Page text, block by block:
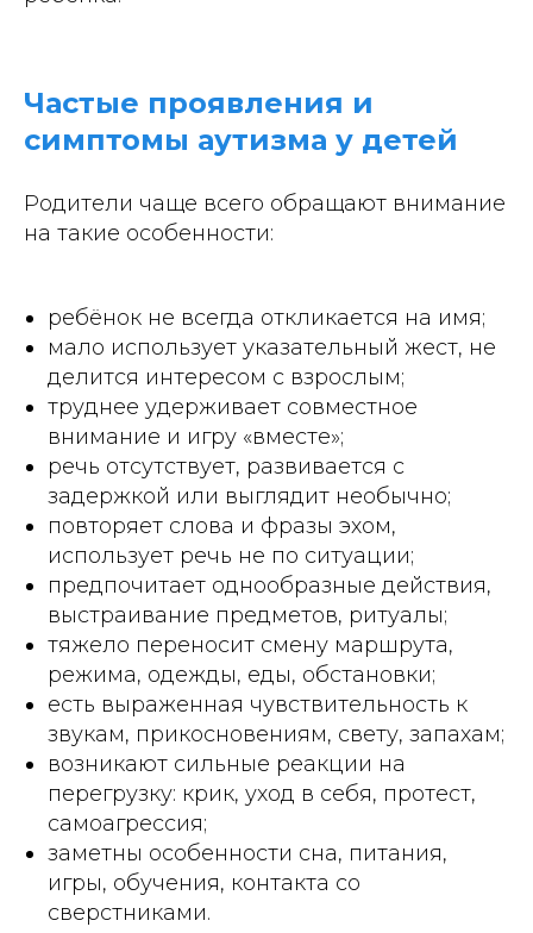
Частые проявления и
симптомы аутизма у детей
Родители чаще всего обращают внимание
на такие особенности:
ребёнок не всегда откликается на имя;
мало использует указательный жест, не
делится интересом с взрослым;
труднее удерживает совместное
внимание и игру «вместе»;
речь отсутствует, развивается с
задержкой или выглядит необычно;
повторяет слова и фразы эхом,
использует речь не по ситуации;
предпочитает однообразные действия,
выстраивание предметов, ритуалы;
тяжело переносит смену маршрута,
режима, одежды, еды, обстановки;
есть выраженная чувствительность к
звукам, прикосновениям, свету, запахам;
возникают сильные реакции на
перегрузку: крик, уход в себя, протест,
самоагрессия;
заметны особенности сна, питания,
игры, обучения, контакта со
сверстниками.